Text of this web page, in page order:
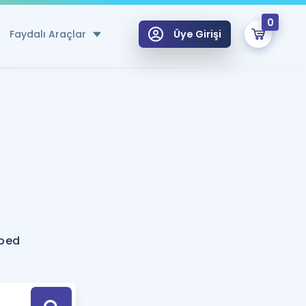
Faydalı Araçlar
Hesaplama Aracı
için Öneriler
Tek Takvimde
Üye Girişi
0
Hoca ile seni sınava hazırlayacak onlarca eğitim seni bekliyor!